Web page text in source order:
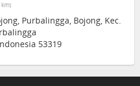
Purbalingga, Bojong, Kec.
53319